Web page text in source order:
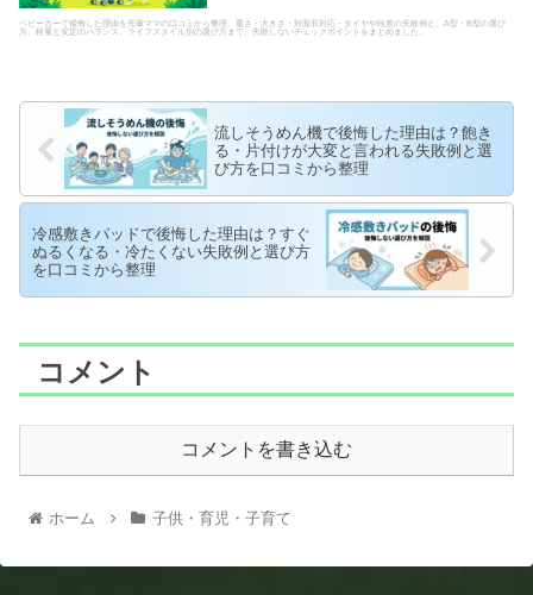
ベビーカーで後悔した理由を先輩ママの口コミから整理。重さ・大きさ・対面非対応・タイヤや段差の失敗例と、A型・B型の選び
方、軽量と安定のバランス、ライフスタイル別の選び方まで、失敗しないチェックポイントをまとめました。
流しそうめん機で後悔した理由は？飽き
る・片付けが大変と言われる失敗例と選
び方を口コミから整理
冷感敷きパッドで後悔した理由は？すぐ
ぬるくなる・冷たくない失敗例と選び方
を口コミから整理
コメント
コメントを書き込む
ホーム 子供・育児・子育て